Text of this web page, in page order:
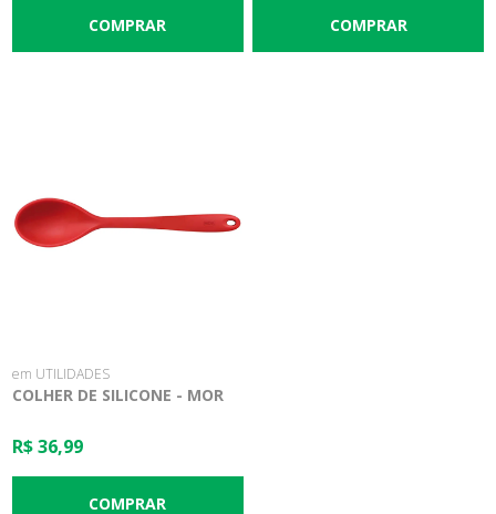
em UTILIDADES
COLHER DE SILICONE - MOR
R$ 36,99